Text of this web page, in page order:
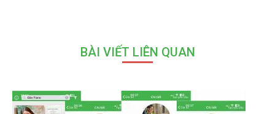
BÀI VIẾT LIÊN QUAN